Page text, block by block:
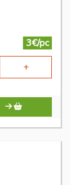
3€/pc
+